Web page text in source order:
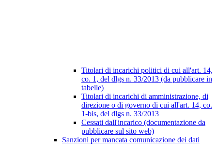
Titolari di incarichi politici di cui all'art. 14,
co. 1, del dlgs n. 33/2013 (da pubblicare in
tabelle)
Titolari di incarichi di amministrazione, di
direzione o di governo di cui all'art. 14, co.
1-bis, del dlgs n. 33/2013
Cessati dall'incarico (documentazione da
pubblicare sul sito web)
Sanzioni per mancata comunicazione dei dati